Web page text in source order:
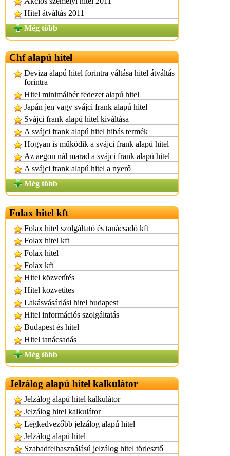
Hitel átváltás 2011
Még több
Chf alapú hitel
Deviza alapú hitel forintra váltása hitel átváltás
forintra
Hitel minimálbér fedezet alapú hitel
Japán jen vagy svájci frank alapú hitel
Svájci frank alapú hitel kiváltása
A svájci frank alapú hitel hibás termék
Hogyan is működik a svájci frank alapú hitel
Az aegon nál marad a svájci frank alapú hitel
A svájci frank alapú hitel a nyerő
Még több
Folax hitel kft
Folax hitel szolgáltató és tanácsadó kft
Folax hitel kft
Folax hitel
Folax kft
Hitel közvetítés
Hitel kozvetites
Lakásvásárlási hitel budapest
Hitel információs szolgáltatás
Budapest és hitel
Hitel tanácsadás
Még több
Jelzálog alapú hitel kalkulátor
Jelzálog alapú hitel kalkulátor
Jelzálog hitel kalkulátor
Legkedvezőbb jelzálog alapú hitel
Jelzálog alapú hitel
Szabadfelhasználású jelzálog hitel törlesztő